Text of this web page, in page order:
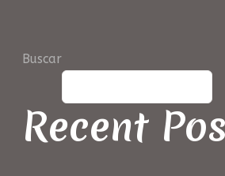
Buscar
Recent